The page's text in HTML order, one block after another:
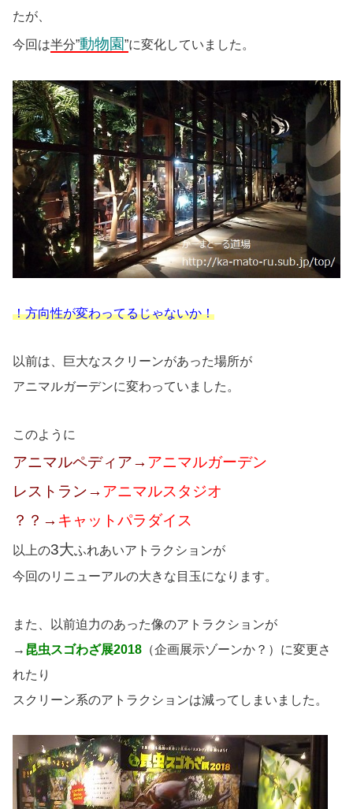
たが、
今回は半分”動物園”に変化していました。
！方向性が変わってるじゃないか！
以前は、巨大なスクリーンがあった場所が
アニマルガーデンに変わっていました。
このように
アニマルペディア→ アニマルガーデン
レストラン→ アニマルスタジオ
？？→ キャットパラダイス
以上の3大ふれあいアトラクションが
今回のリニューアルの大きな目玉になります。
また、以前迫力のあった像のアトラクションが
→ 昆虫スゴわざ展2018 （企画展示ゾーンか？）に変更さ
れたり
スクリーン系のアトラクションは減ってしまいました。